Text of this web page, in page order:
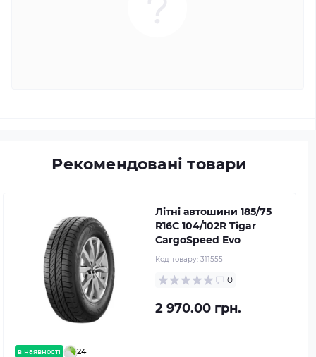
Рекомендовані товари
в наявності 24
Літні автошини 185/75
R16C 104/102R Tigar
CargoSpeed Evo
Код товару: 311555
0
2 970.00 грн.